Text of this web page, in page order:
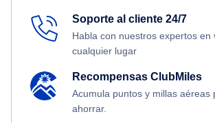
Soporte al cliente 24/7
Habla con nuestros expertos en
cualquier lugar
Recompensas ClubMiles
Acumula puntos y millas aéreas
ahorrar.